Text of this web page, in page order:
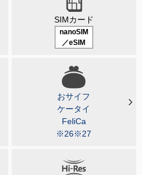
SIMカード
nanoSIM
／eSIM
おサイフ
ケータイ
FeliCa
※26※27